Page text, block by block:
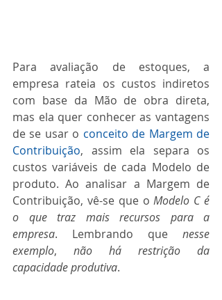
Para avaliação de estoques, a
empresa rateia os custos indiretos
com base da Mão de obra direta,
mas ela quer conhecer as vantagens
de se usar o conceito de Margem de
Contribuição, assim ela separa os
custos variáveis de cada Modelo de
produto. Ao analisar a Margem de
Contribuição, vê-se que o Modelo C é
o que traz mais recursos para a
empresa. Lembrando que nesse
exemplo, não há restrição da
capacidade produtiva.